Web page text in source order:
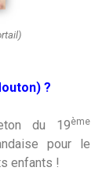
?
du 19ème
pour le
enfants !